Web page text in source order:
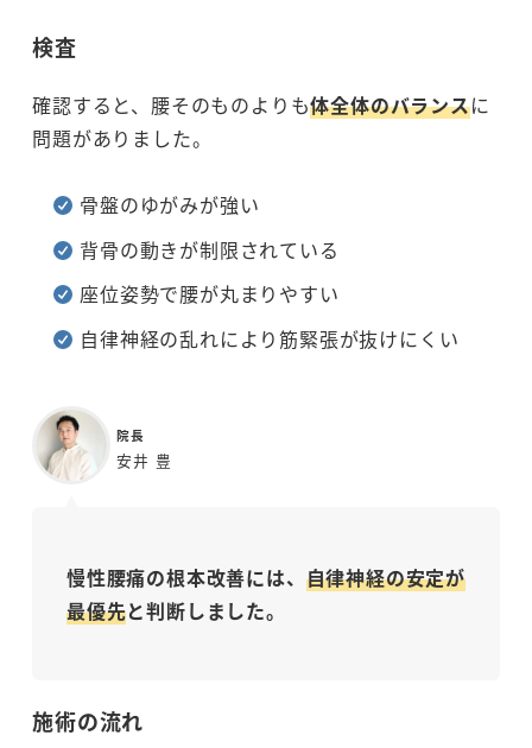
検査
確認すると、腰そのものよりも体全体のバランスに
問題がありました。
骨盤のゆがみが強い
背骨の動きが制限されている
座位姿勢で腰が丸まりやすい
自律神経の乱れにより筋緊張が抜けにくい
院長
安井 豊
慢性腰痛の根本改善には、 自律神経の安定が
最優先と判断しました。
施術の流れ